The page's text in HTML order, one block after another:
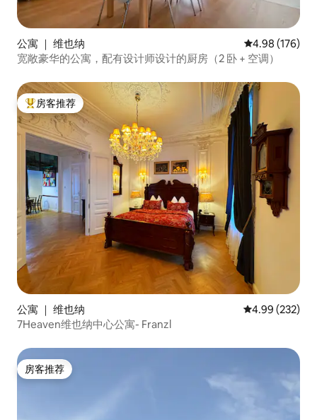
公寓 ｜ 维也纳 平均评分 4.98
4.98 (176)
宽敞豪华的公寓，配有设计师设计的厨房（2 卧 + 空调）
热门「房客推荐」
房客推荐
公寓 ｜ 维也纳 平均评分 4.99
4.99 (232)
7Heaven维也纳中心公寓- Franzl
房客推荐
房客推荐